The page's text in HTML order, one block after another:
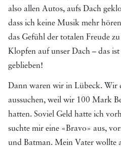
also allen Autos, aufs Dach
dass ich keine Musik mehr
das Gefühl der totalen Freude
Klopfen auf unser Dach – das
Dann waren wir in Lübeck. Wir
aussuchen, weil wir 100 Mark
hatten. Soviel Geld hatte ich
suchte mir eine «Bravo» aus,
und Batman. Mein Vater wollte